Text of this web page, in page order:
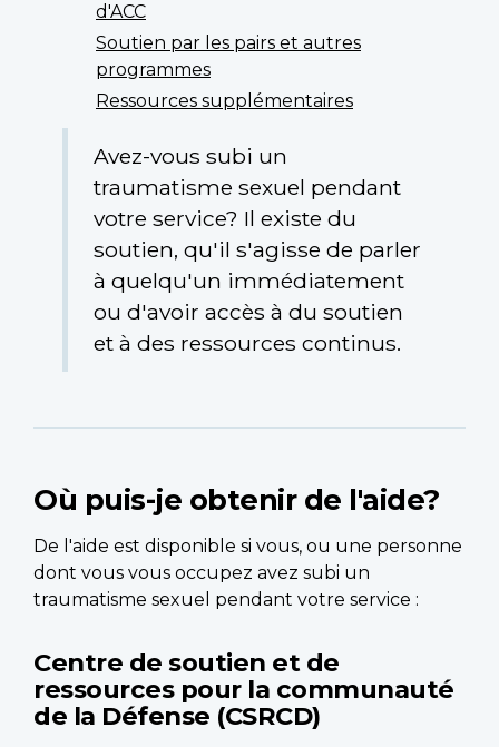
d'ACC
Soutien par les pairs et autres
programmes
Ressources supplémentaires
Avez-vous subi un
traumatisme sexuel pendant
votre service? Il existe du
soutien, qu'il s'agisse de parler
à quelqu'un immédiatement
ou d'avoir accès à du soutien
et à des ressources continus.
Où puis-je obtenir de l'aide?
De l'aide est disponible si vous, ou une personne
dont vous vous occupez avez subi un
traumatisme sexuel pendant votre service :
Centre de soutien et de
ressources pour la communauté
de la Défense (CSRCD)